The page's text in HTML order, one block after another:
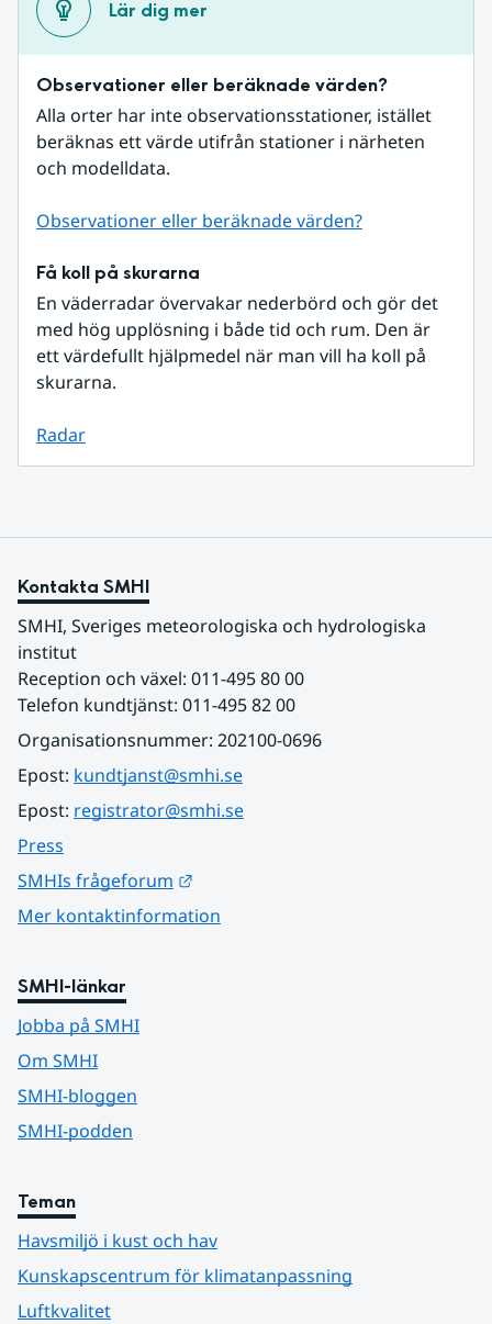
Lär dig mer
Observationer eller beräknade värden?
Alla orter har inte observationsstationer, istället
beräknas ett värde utifrån stationer i närheten
och modelldata.
Observationer eller beräknade värden?
Få koll på skurarna
En väderradar övervakar nederbörd och gör det
med hög upplösning i både tid och rum. Den är
ett värdefullt hjälpmedel när man vill ha koll på
skurarna.
Radar
Kontakta SMHI
SMHI, Sveriges meteorologiska och hydrologiska
institut
Reception och växel: 011-495 80 00
Telefon kundtjänst: 011-495 82 00
Organisationsnummer: 202100-0696
Epost: kundtjanst@smhi.se
Epost: registrator@smhi.se
Press
SMHIs frågeforum
Mer kontaktinformation
SMHI-länkar
Jobba på SMHI
Om SMHI
SMHI-bloggen
SMHI-podden
Teman
Havsmiljö i kust och hav
Kunskapscentrum för klimatanpassning
Luftkvalitet